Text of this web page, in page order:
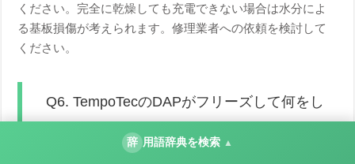
ください。完全に乾燥しても充電できない場合は水分によ
る基板損傷が考えられます。修理業者への依頼を検討して
ください。
Q6. TempoTecのDAPがフリーズして何をし
ても全く反応しません。
辞 用語辞典を検索 ▲